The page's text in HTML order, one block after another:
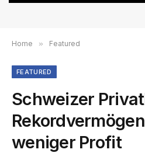
Home » Featured
FEATURED
Schweizer
weniger Profit